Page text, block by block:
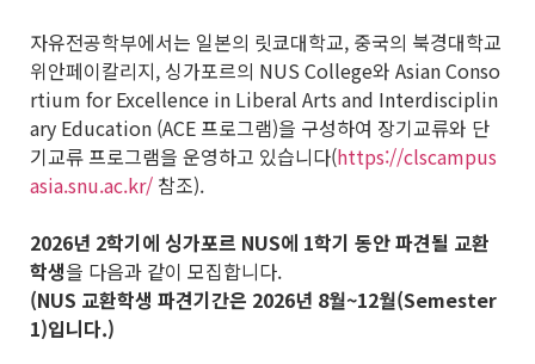
자유전공학부에서는 일본의 릿쿄대학교, 중국의 북경대학교
위안페이칼리지, 싱가포르의 NUS College와 Asian Conso
rtium for Excellence in Liberal Arts and Interdisciplin
ary Education (ACE 프로그램)을 구성하여 장기교류와 단
기교류 프로그램을 운영하고 있습니다(https://clscampus
asia.snu.ac.kr/ 참조).
2026년 2학기에 싱가포르 NUS에 1학기 동안 파견될 교환
학생을 다음과 같이 모집합니다.
(NUS 교환학생 파견기간은 2026년 8월~12월(Semester
1)입니다.)